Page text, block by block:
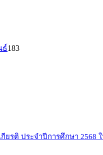
ธ์183
ยรติ ประจำปีการศึกษา 2568